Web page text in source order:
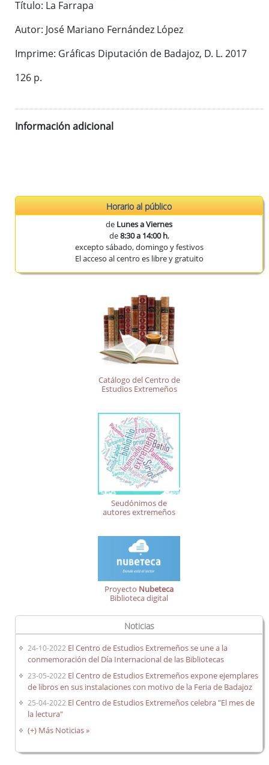
Publicaciones del CEEX
Enlaces de interés
La Reex en BD Bibliográficas
Título: La Farrapa
Autor: José Mariano Fernández López
Imprime: Gráficas Diputación de Badajoz, D. L. 2017
126 p.
Información adicional
Horario al público
de Lunes a Viernes
de8:30 a 14:00 h,
excepto sábado, domingo y festivos
El acceso al centro es libre y gratuito
Catálogo del Centro de
Estudios Extremeños
Seudónimos de
autores extremeños
Proyecto Nubeteca
Biblioteca digital
Noticias
24-10-2022 El Centro de Estudios Extremeños se une a la
conmemoración del Día Internacional de las Bibliotecas
23-05-2022 El Centro de Estudios Extremeños expone ejemplares
de libros en sus instalaciones con motivo de la Feria de Badajoz
25-04-2022 El Centro de Estudios Extremeños celebra "El mes de
la lectura"
(+) Más Noticias »